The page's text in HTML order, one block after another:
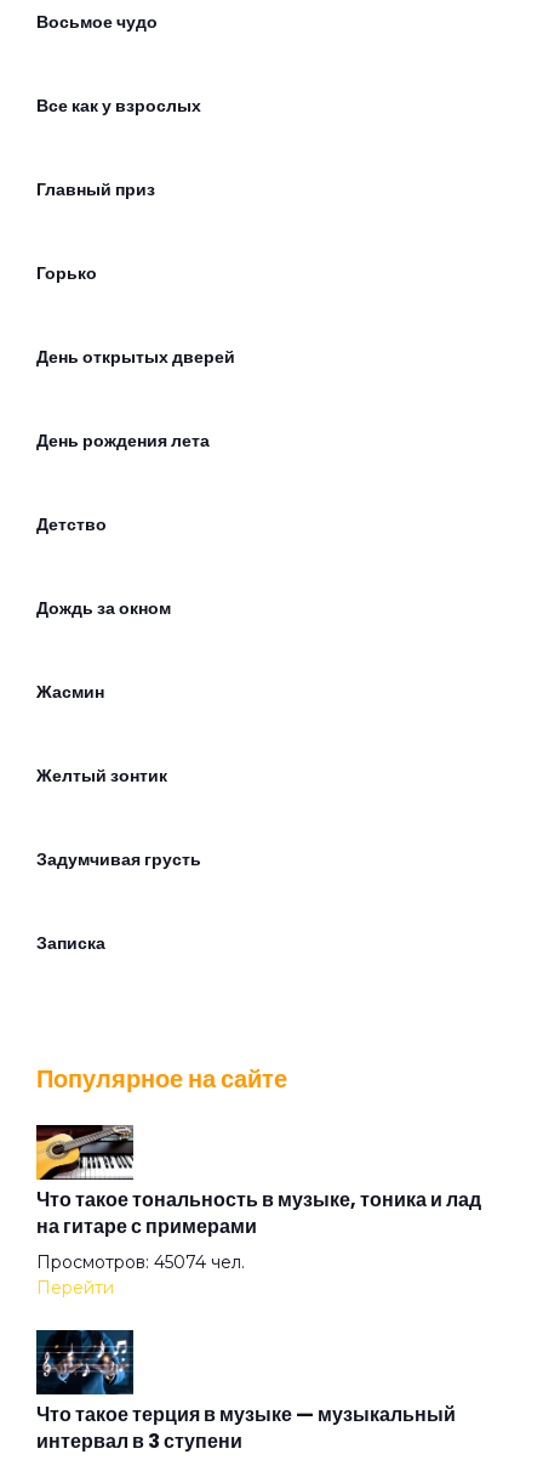
Восьмое чудо
Все как у взрослых
Главный приз
Горько
День открытых дверей
День рождения лета
Детство
Дождь за окном
Жасмин
Желтый зонтик
Задумчивая грусть
Записка
Здравствуй
Знаешь ты
И вас прошу об этом
Карусельная лошадка
Популярное на сайте
Что такое тональность в музыке, тоника и лад
на гитаре с примерами
Просмотров: 45074 чел.
Перейти
Что такое терция в музыке — музыкальный
интервал в 3 ступени